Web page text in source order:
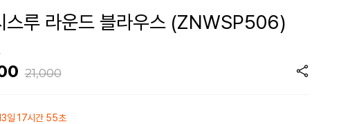
루 라운드 블라우스 (ZNWSP506)
21,000
일 17시간 55초